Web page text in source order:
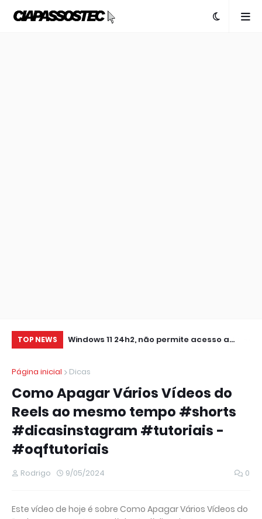
TOP NEWS
IMPRESSORA
Windows 11 24h2, não permite acesso a
outros
Página inicial
Dicas
Como Apagar Vários Vídeos do
Reels ao mesmo tempo #shorts
#dicasinstagram #tutoriais -
#oqftutoriais
Rodrigo 9/05/2024 0
Este vídeo de hoje é sobre Como Apagar Vários Vídeos do